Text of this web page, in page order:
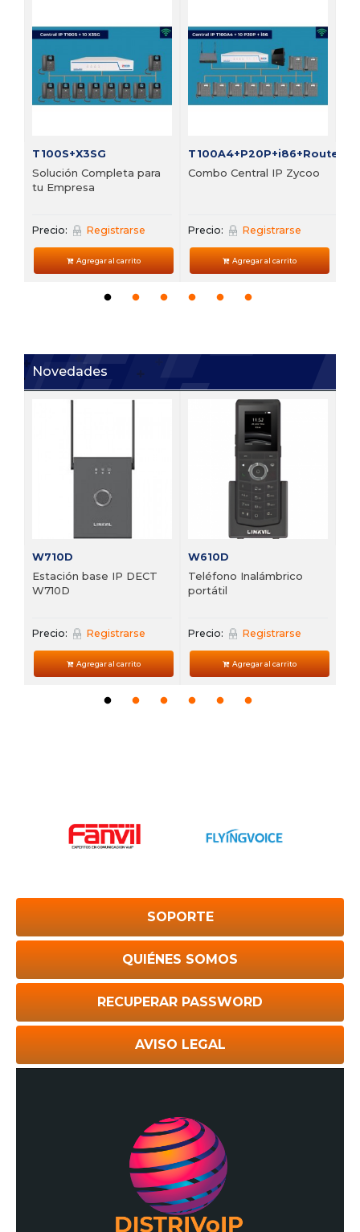
T100S+X3SG
Solución Completa para
tu Empresa
Precio: Registrarse
Agregar al carrito
T100A4+P20P+i86+Router
Combo Central IP Zycoo
Precio: Registrarse
Agregar al carrito
Novedades
W710D
Estación base IP DECT
W710D
Precio: Registrarse
Agregar al carrito
W610D
Teléfono Inalámbrico
portátil
Precio: Registrarse
Agregar al carrito
SOPORTE
QUIÉNES SOMOS
RECUPERAR PASSWORD
AVISO LEGAL